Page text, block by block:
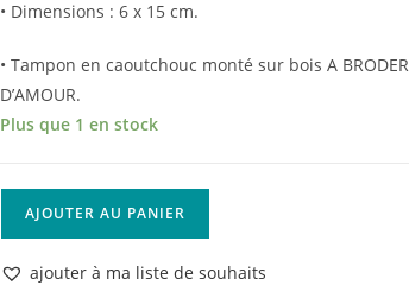
• Dimensions : 6 x 15 cm.
• Tampon en caoutchouc monté sur bois A BRODER
D’AMOUR.
Plus que 1 en stock
Tampon
AJOUTER AU PANIER
ajouter à ma liste de souhaits